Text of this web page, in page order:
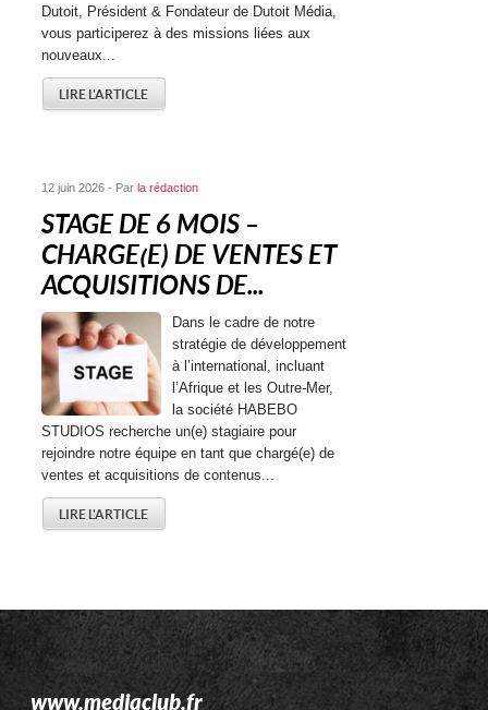
Dutoit, Président & Fondateur de Dutoit Média,
vous participerez à des missions liées aux
nouveaux...
LIRE L'ARTICLE
12 juin 2026 - Par la rédaction
STAGE DE 6 MOIS –
CHARGE(E) DE VENTES ET
ACQUISITIONS DE...
Dans le cadre de notre
stratégie de développement
à l’international, incluant
l’Afrique et les Outre-Mer,
la société HABEBO
STUDIOS recherche un(e) stagiaire pour
rejoindre notre équipe en tant que chargé(e) de
ventes et acquisitions de contenus...
LIRE L'ARTICLE
www.mediaclub.fr